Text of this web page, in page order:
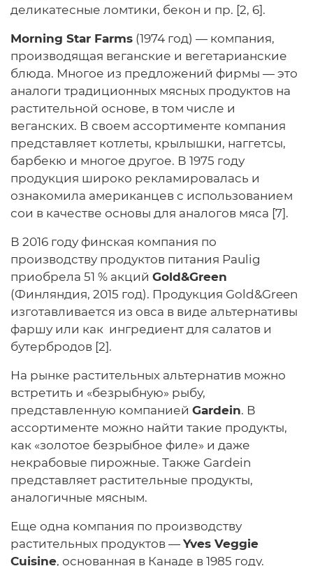
деликатесные ломтики, бекон и пр. [2, 6].
Morning Star Farms (1974 год) — компания,
производящая веганские и вегетарианские
блюда. Многое из предложений фирмы — это
аналоги традиционных мясных продуктов на
растительной основе, в том числе и
веганских. В своем ассортименте компания
представляет котлеты, крылышки, наггетсы,
барбекю и многое другое. В 1975 году
продукция широко рекламировалась и
ознакомила американцев с использованием
сои в качестве основы для аналогов мяса [7].
В 2016 году финская компания по
производству продуктов питания Paulig
приобрела 51 % акций Gold&Green
(Финляндия, 2015 год). Продукция Gold&Green
изготавливается из овса в виде альтернативы
фаршу или как ингредиент для салатов и
бутербродов [2].
На рынке растительных альтернатив можно
встретить и «безрыбную» рыбу,
представленную компанией Gardein. В
ассортименте можно найти такие продукты,
как «золотое безрыбное филе» и даже
некрабовые пирожные. Также Gardein
представляет растительные продукты,
аналогичные мясным.
Еще одна компания по производству
растительных продуктов — Yves Veggie
Cuisine, основанная в Канаде в 1985 году.